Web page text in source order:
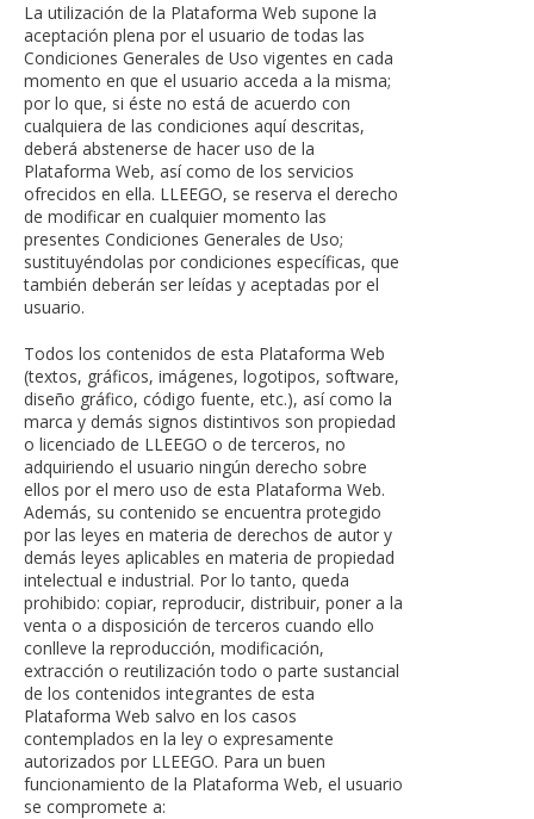
La utilización de la Plataforma Web supone la
aceptación plena por el usuario de todas las
Condiciones Generales de Uso vigentes en cada
momento en que el usuario acceda a la misma;
por lo que, si éste no está de acuerdo con
cualquiera de las condiciones aquí descritas,
deberá abstenerse de hacer uso de la
Plataforma Web, así como de los servicios
ofrecidos en ella. LLEEGO, se reserva el derecho
de modificar en cualquier momento las
presentes Condiciones Generales de Uso;
sustituyéndolas por condiciones específicas, que
también deberán ser leídas y aceptadas por el
usuario.
Todos los contenidos de esta Plataforma Web
(textos, gráficos, imágenes, logotipos, software,
diseño gráfico, código fuente, etc.), así como la
marca y demás signos distintivos son propiedad
o licenciado de LLEEGO o de terceros, no
adquiriendo el usuario ningún derecho sobre
ellos por el mero uso de esta Plataforma Web.
Además, su contenido se encuentra protegido
por las leyes en materia de derechos de autor y
demás leyes aplicables en materia de propiedad
intelectual e industrial. Por lo tanto, queda
prohibido: copiar, reproducir, distribuir, poner a la
venta o a disposición de terceros cuando ello
conlleve la reproducción, modificación,
extracción o reutilización todo o parte sustancial
de los contenidos integrantes de esta
Plataforma Web salvo en los casos
contemplados en la ley o expresamente
autorizados por LLEEGO. Para un buen
funcionamiento de la Plataforma Web, el usuario
se compromete a: